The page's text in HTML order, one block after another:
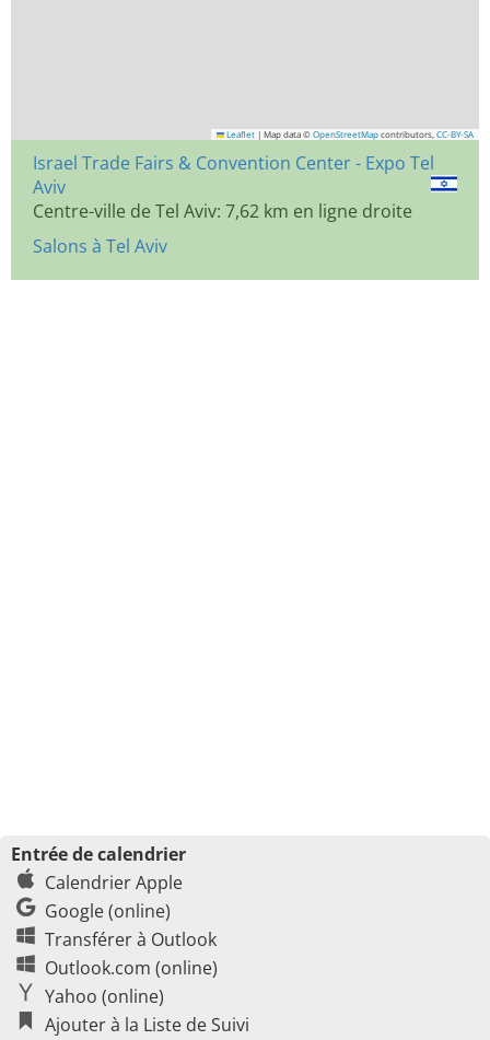
Leaflet | Map data © OpenStreetMap contributors, CC-BY-SA
Israel Trade Fairs & Convention Center - Expo Tel
Aviv
Centre-ville de Tel Aviv: 7,62 km en ligne droite
Salons à Tel Aviv
Entrée de calendrier
Calendrier Apple
Google (online)
Transférer à Outlook
Outlook.com (online)
Yahoo (online)
Ajouter à la Liste de Suivi